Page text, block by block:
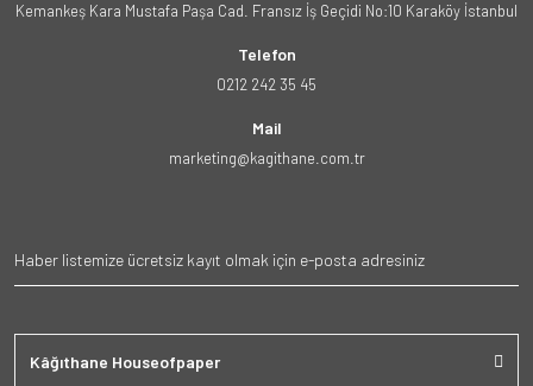
Kemankeş Kara Mustafa Paşa Cad. Fransız İş Geçidi No:10 Karaköy İstanbul
Telefon
0212 242 35 45
Mail
marketing@kagithane.com.tr
Kâğıthane Houseofpaper